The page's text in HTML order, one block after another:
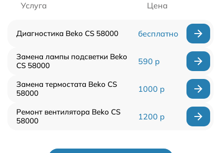
Услуга Цена
Диагностика Beko CS 58000 бесплатно
Замена лампы подсветки Beko
CS 58000
590 р
Замена термостата Beko CS
58000
1000 р
Ремонт вентилятора Beko CS
58000
1200 р